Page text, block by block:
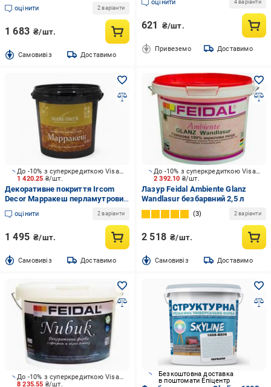
напівпрозорий 0,8 л
оцінити 2 варіанти
1 683 ₴/шт.
Cамовивіз Доставимо
оцінити 4 варіанти
621 ₴/шт.
Привеземо Доставимо
1 420.25 ₴/шт.
До -10% з суперкредиткою Visa Вигода
Декоративне покриття Ircom
Decor Марракеш перламутровий
0,8 л
оцінити 2 варіанти
1 495 ₴/шт.
Cамовивіз Доставимо
2 392.10 ₴/шт.
До -10% з суперкредиткою Visa Вигода
Лазур Feidal Ambiente Glanz
Wandlasur безбарвний 2,5 л
3 2 варіанти
2 518 ₴/шт.
Cамовивіз Доставимо
8 235.55 ₴/шт.
До -10% з суперкредиткою Visa Вигода
Безкоштовна доставка
в поштомати Епіцентр